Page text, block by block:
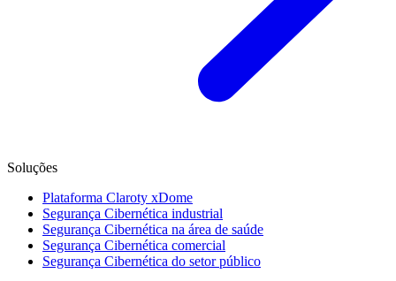
Soluções
Plataforma Claroty xDome
Segurança Cibernética industrial
Segurança Cibernética na área de saúde
Segurança Cibernética comercial
Segurança Cibernética do setor público